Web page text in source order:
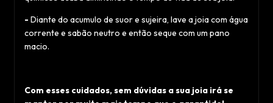
- Diante do acumulo de suor e sujeira, lave a joia com água
corrente e sabão neutro e então seque com um pano
macio.
Com esses cuidados, sem dúvidas a sua joia irá se